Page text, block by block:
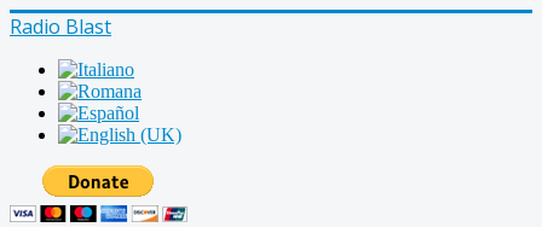
Radio Blast